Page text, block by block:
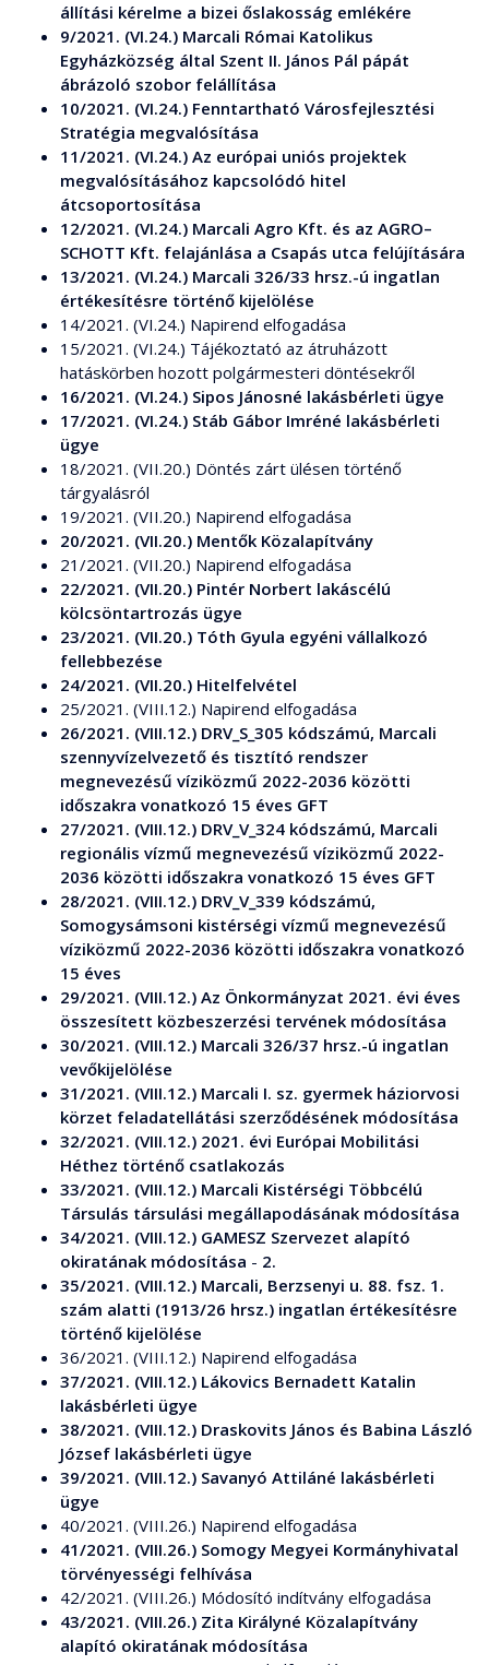
állítási kérelme a bizei őslakosság emlékére
9/2021. (VI.24.) Marcali Római Katolikus
Egyházközség által Szent II. János Pál pápát
ábrázoló szobor felállítása
10/2021. (VI.24.) Fenntartható Városfejlesztési
Stratégia megvalósítása
11/2021. (VI.24.) Az európai uniós projektek
megvalósításához kapcsolódó hitel
átcsoportosítása
12/2021. (VI.24.) Marcali Agro Kft. és az AGRO–
SCHOTT Kft. felajánlása a Csapás utca felújítására
13/2021. (VI.24.) Marcali 326/33 hrsz.-ú ingatlan
értékesítésre történő kijelölése
14/2021. (VI.24.) Napirend elfogadása
15/2021. (VI.24.) Tájékoztató az átruházott
hatáskörben hozott polgármesteri döntésekről
16/2021. (VI.24.) Sipos Jánosné lakásbérleti ügye
17/2021. (VI.24.) Stáb Gábor Imréné lakásbérleti
ügye
18/2021. (VII.20.) Döntés zárt ülésen történő
tárgyalásról
19/2021. (VII.20.) Napirend elfogadása
20/2021. (VII.20.) Mentők Közalapítvány
21/2021. (VII.20.) Napirend elfogadása
22/2021. (VII.20.) Pintér Norbert lakáscélú
kölcsöntartrozás ügye
23/2021. (VII.20.) Tóth Gyula egyéni vállalkozó
fellebbezése
24/2021. (VII.20.) Hitelfelvétel
25/2021. (VIII.12.) Napirend elfogadása
26/2021. (VIII.12.) DRV_S_305 kódszámú, Marcali
szennyvízelvezető és tisztító rendszer
megnevezésű víziközmű 2022-2036 közötti
időszakra vonatkozó 15 éves GFT
27/2021. (VIII.12.) DRV_V_324 kódszámú, Marcali
regionális vízmű megnevezésű víziközmű 2022-
2036 közötti időszakra vonatkozó 15 éves GFT
28/2021. (VIII.12.) DRV_V_339 kódszámú,
Somogysámsoni kistérségi vízmű megnevezésű
víziközmű 2022-2036 közötti időszakra vonatkozó
15 éves
29/2021. (VIII.12.) Az Önkormányzat 2021. évi éves
összesített közbeszerzési tervének módosítása
30/2021. (VIII.12.) Marcali 326/37 hrsz.-ú ingatlan
vevőkijelölése
31/2021. (VIII.12.) Marcali I. sz. gyermek háziorvosi
körzet feladatellátási szerződésének módosítása
32/2021. (VIII.12.) 2021. évi Európai Mobilitási
Héthez történő csatlakozás
33/2021. (VIII.12.) Marcali Kistérségi Többcélú
Társulás társulási megállapodásának módosítása
34/2021. (VIII.12.) GAMESZ Szervezet alapító
okiratának módosítása - 2.
35/2021. (VIII.12.) Marcali, Berzsenyi u. 88. fsz. 1.
szám alatti (1913/26 hrsz.) ingatlan értékesítésre
történő kijelölése
36/2021. (VIII.12.) Napirend elfogadása
37/2021. (VIII.12.) Lákovics Bernadett Katalin
lakásbérleti ügye
38/2021. (VIII.12.) Draskovits János és Babina László
József lakásbérleti ügye
39/2021. (VIII.12.) Savanyó Attiláné lakásbérleti
ügye
40/2021. (VIII.26.) Napirend elfogadása
41/2021. (VIII.26.) Somogy Megyei Kormányhivatal
törvényességi felhívása
42/2021. (VIII.26.) Módosító indítvány elfogadása
43/2021. (VIII.26.) Zita Királyné Közalapítvány
alapító okiratának módosítása